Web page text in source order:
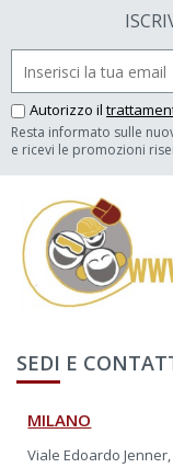
Autorizzo il
Resta informato sulle
e ricevi le promozioni
SEDI E
MILANO
Viale Edoardo Jenner,